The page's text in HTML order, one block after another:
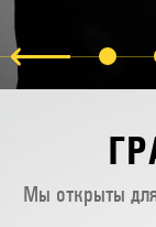
Мы открыты